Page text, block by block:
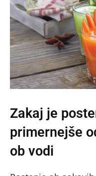
Zakaj je
primernejše
ob vodi